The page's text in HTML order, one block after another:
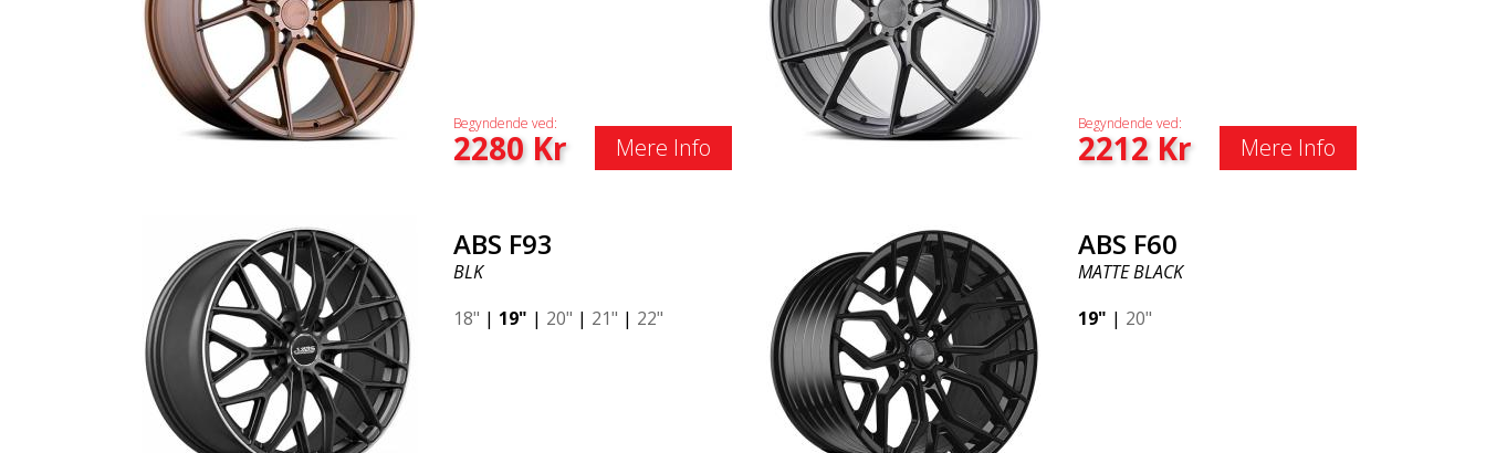
Begyndende ved:
2280Kr Mere Info
Begyndende ved:
2212Kr Mere Info
ABS F93
BLK
18" | 19" | 20" | 21" | 22"
ABS F60
MATTE BLACK
19" | 20"